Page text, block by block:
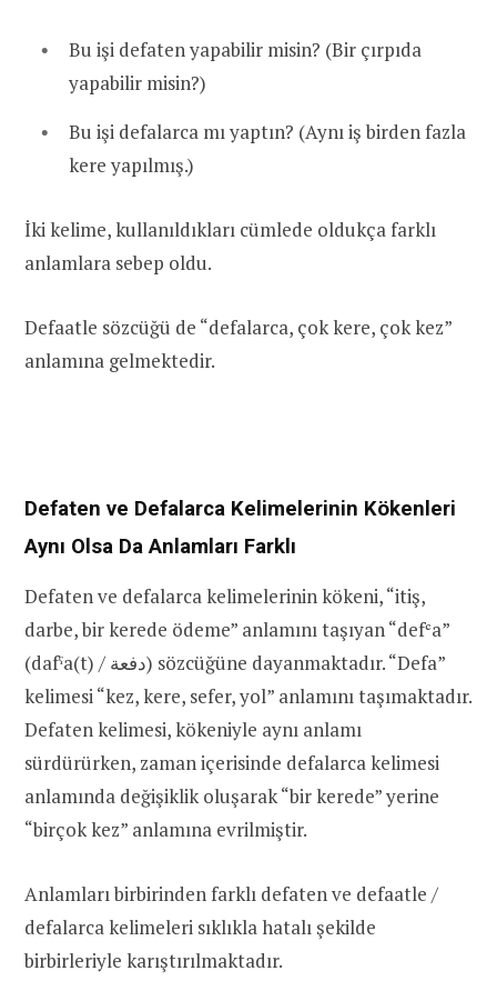
Bu işi defaten yapabilir misin? (Bir çırpıda
yapabilir misin?)
Bu işi defalarca mı yaptın? (Aynı iş birden fazla
kere yapılmış.)
İki kelime, kullanıldıkları cümlede oldukça farklı
anlamlara sebep oldu.
Defaatle sözcüğü de “defalarca, çok kere, çok kez”
anlamına gelmektedir.
Defaten ve Defalarca Kelimelerinin Kökenleri
Aynı Olsa Da Anlamları Farklı
Defaten ve defalarca kelimelerinin kökeni, “itiş,
darbe, bir kerede ödeme” anlamını taşıyan “defʿa”
(dafˁa(t) / دفعة) sözcüğüne dayanmaktadır. “Defa”
kelimesi “kez, kere, sefer, yol” anlamını taşımaktadır.
Defaten kelimesi, kökeniyle aynı anlamı
sürdürürken, zaman içerisinde defalarca kelimesi
anlamında değişiklik oluşarak “bir kerede” yerine
“birçok kez” anlamına evrilmiştir.
Anlamları birbirinden farklı defaten ve defaatle /
defalarca kelimeleri sıklıkla hatalı şekilde
birbirleriyle karıştırılmaktadır.